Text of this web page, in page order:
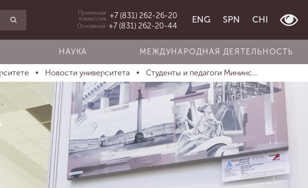
Приемная
комиссия +7 (831) 262-26-20
Основной +7 (831) 262-20-44
ENG SPN CHI
НАУКА МЕЖДУНАРОДНАЯ ДЕЯТЕЛЬНОСТЬ
Новости университета Студенты и педагоги Мининс...